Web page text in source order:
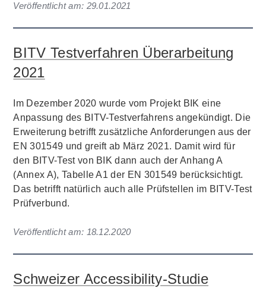
Veröffentlicht am: 29.01.2021
BITV Testverfahren Überarbeitung
2021
Im Dezember 2020 wurde vom Projekt BIK eine
Anpassung des BITV-Testverfahrens angekündigt. Die
Erweiterung betrifft zusätzliche Anforderungen aus der
EN 301549 und greift ab März 2021. Damit wird für
den BITV-Test von BIK dann auch der Anhang A
(Annex A), Tabelle A1 der EN 301549 berücksichtigt.
Das betrifft natürlich auch alle Prüfstellen im BITV-Test
Prüfverbund.
Veröffentlicht am: 18.12.2020
Schweizer Accessibility-Studie